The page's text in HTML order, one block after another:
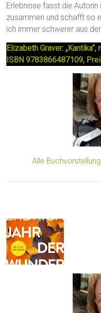
Erlebnisse fasst die
zusammen und schafft so
ich immer schwerer aus
Elizabeth Graver:
ISBN 9783866487109,
Alle